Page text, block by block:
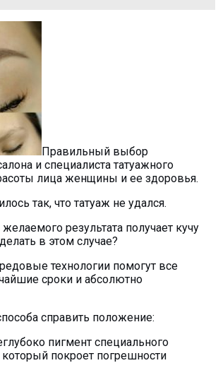
Правильный выбор
и специалиста татуажного
лица женщины и ее здоровья.
так, что татуаж не удался.
результата получает кучу
в этом случае?
технологии помогут все
сроки и абсолютно
справить положение:
пигмент специального
который покроет погрешности